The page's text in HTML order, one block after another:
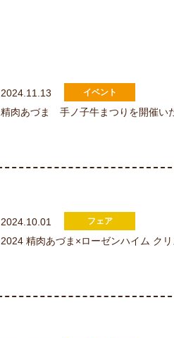
2024.11.13
精肉あづま 手ノ子牛まつりを開催い
2024.10.01
2024 精肉あづま×ローゼンハイム ク